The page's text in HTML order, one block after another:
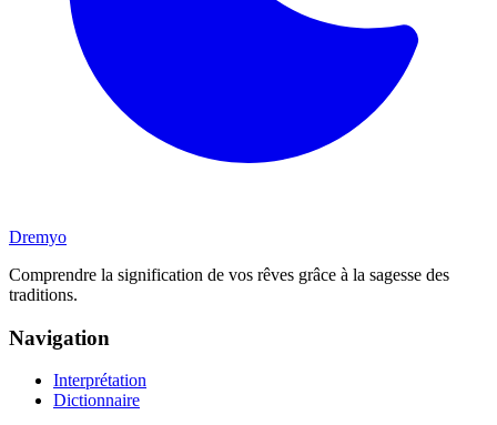
Dremyo
Comprendre la signification de vos rêves grâce à la sagesse des
traditions.
Navigation
Interprétation
Dictionnaire